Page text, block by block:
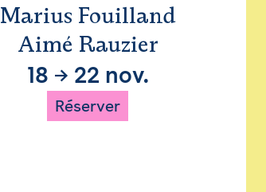
Marius Fouilland
Aimé Rauzier
18 → 22 nov.
Réserver